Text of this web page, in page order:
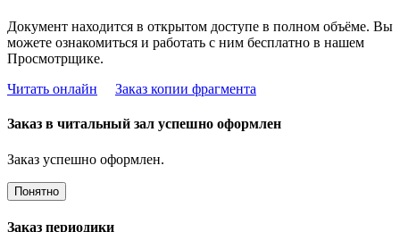
Документ находится в открытом доступе в полном объёме. Вы
можете ознакомиться и работать с ним бесплатно в нашем
Просмотрщике.
Читать онлайн
Заказ копии фрагмента
Заказ в читальный зал успешно оформлен
Заказ успешно оформлен.
Понятно
Заказ периодики